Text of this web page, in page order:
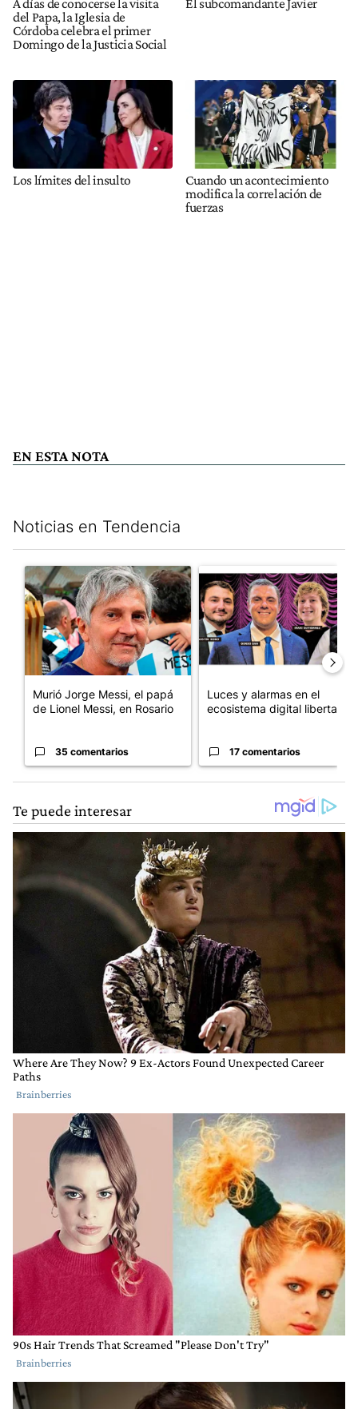
del Papa, la Iglesia de
Córdoba celebra el primer
Domingo de la Justicia Social
Los límites del insulto
Cuando un acontecimiento
modifica la correlación de
fuerzas
EN ESTA NOTA
Noticias en Tendencia
Un artículo de tendencia con el título "Murió Jorge Messi, el
Murió Jorge Messi, el papá
de Lionel Messi, en Rosario
35 comentarios
Un artículo de tendencia con
Luces y alarmas en el
ecosistema digital libertario
17 comentarios